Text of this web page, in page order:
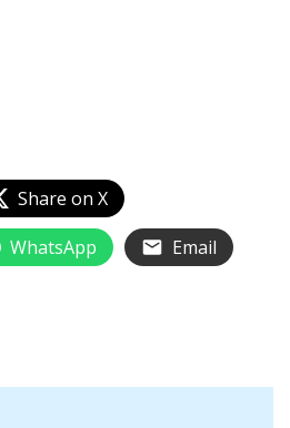
Share on X
WhatsApp
Email